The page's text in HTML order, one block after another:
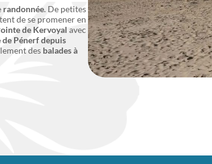
randonnée. De petites
de se promener en
de Kervoyal avec
de Pénerf depuis
des balades à